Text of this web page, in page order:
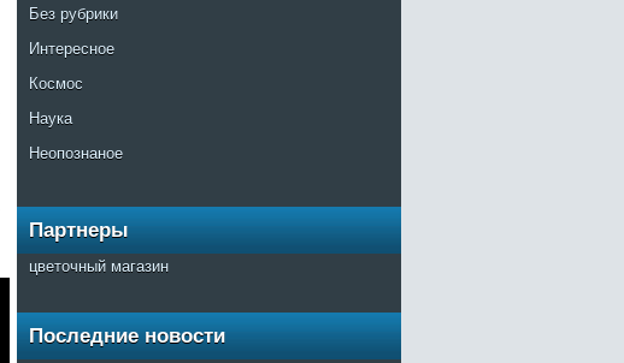
Без рубрики
Интересное
Космос
Наука
Неопознаное
Партнеры
цветочный магазин
Последние новости